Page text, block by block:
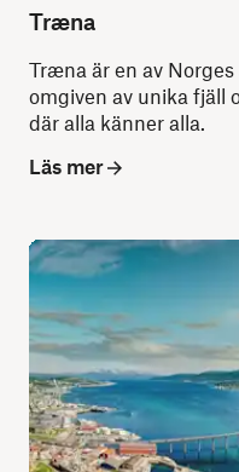
Træna
Træna är en av
omgiven av unika fjäll
där alla känner alla.
Läs mer